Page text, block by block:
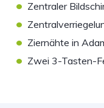
• Zentraler
•
• Ziernähte in
• Zwei 3-Tasten-